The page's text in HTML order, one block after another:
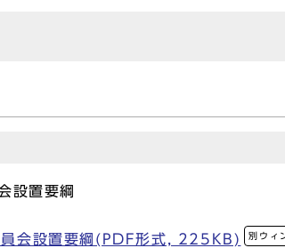
設置要綱
員会設置要綱(PDF形式, 225KB) 別ウィ